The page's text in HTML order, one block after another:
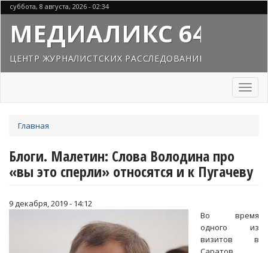
Перейти
к
основному
содержанию
суббота, 8 августа, 2026 - 02:34
МЕДИАЛИКС 64
ЦЕНТР ЖУРНАЛИСТСКИХ РАССЛЕДОВАНИЙ
Toggle
здесь
Главная
Блоги. Малетин: Слова Володина про
«вы это сперли» относятся и к Пугачеву
9 декабря, 2019 - 14:12
Во время
одного из
визитов в